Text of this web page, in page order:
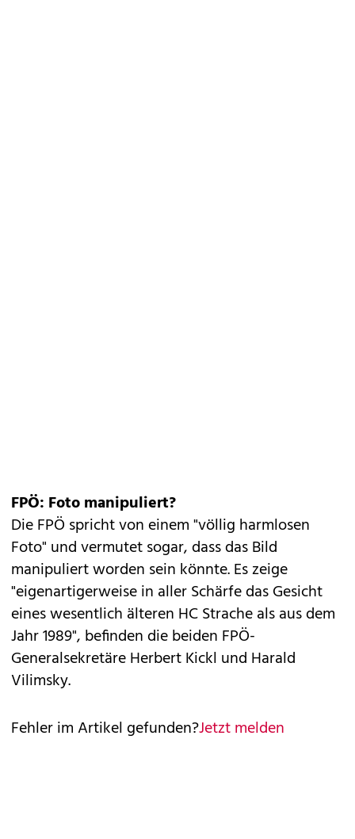
FPÖ: Foto manipuliert?
Die FPÖ spricht von einem "völlig harmlosen
Foto" und vermutet sogar, dass das Bild
manipuliert worden sein könnte. Es zeige
"eigenartigerweise in aller Schärfe das Gesicht
eines wesentlich älteren HC Strache als aus dem
Jahr 1989", befinden die beiden FPÖ-
Generalsekretäre Herbert Kickl und Harald
Vilimsky.
Fehler im Artikel gefunden?Jetzt melden